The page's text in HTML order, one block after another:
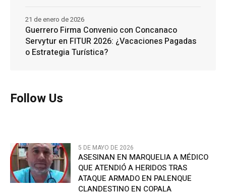
Guerrero Firma Convenio con Concanaco
Servytur en FITUR 2026: ¿Vacaciones Pagadas
o Estrategia Turística?
21 de enero de 2026
Follow Us
5 DE MAYO DE 2026
ASESINAN EN MARQUELIA A MÉDICO
QUE ATENDIÓ A HERIDOS TRAS
ATAQUE ARMADO EN PALENQUE
CLANDESTINO EN COPALA